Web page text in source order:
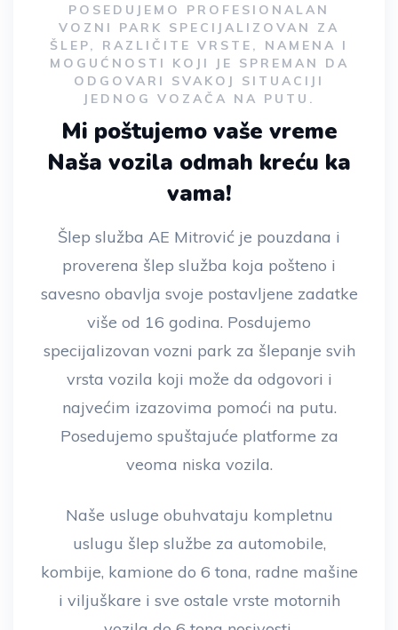
POSEDUJEMO PROFESIONALAN
VOZNI PARK SPECIJALIZOVAN ZA
ŠLEP, RAZLIČITE VRSTE, NAMENA I
MOGUĆNOSTI KOJI JE SPREMAN DA
ODGOVARI SVAKOJ SITUACIJI
JEDNOG VOZAČA NA PUTU.
Mi poštujemo vaše vreme
Naša vozila odmah kreću ka
vama!
Šlep služba AE Mitrović je pouzdana i
proverena šlep služba koja pošteno i
savesno obavlja svoje postavljene zadatke
više od 16 godina. Posdujemo
specijalizovan vozni park za šlepanje svih
vrsta vozila koji može da odgovori i
najvećim izazovima pomoći na putu.
Posedujemo spuštajuće platforme za
veoma niska vozila.
Naše usluge obuhvataju kompletnu
uslugu šlep službe za automobile,
kombije, kamione do 6 tona, radne mašine
i viljuškare i sve ostale vrste motornih